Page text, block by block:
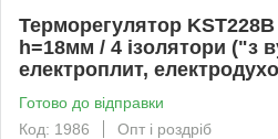
Терморегулятор
h=18мм / 4 ізолятори ("з
електроплит,
Готово до відправки
Код: 1986
Опт і роздріб